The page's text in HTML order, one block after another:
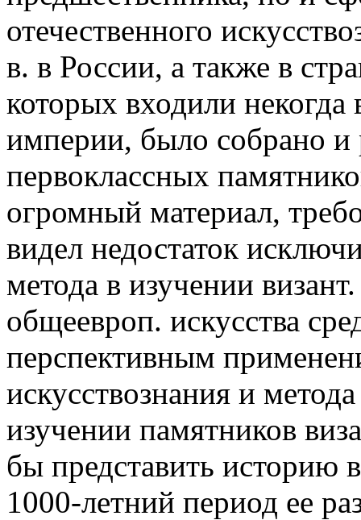
отечественного
в. в России, а также в
которых входили некогда
империи, было собрано и
первоклассных
огромный материал,
видел недостаток
метода в изучении
общеевроп. искусства
перспективным
искусствознания и
изучении памятников
бы представить историю
1000-летний период ее